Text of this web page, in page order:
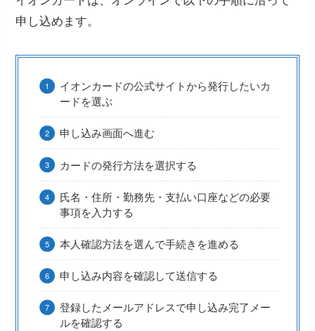
申し込めます。
イオンカードの公式サイトから発行したいカ
ードを選ぶ
申し込み画面へ進む
カードの発行方法を選択する
氏名・住所・勤務先・支払い口座などの必要
事項を入力する
本人確認方法を選んで手続きを進める
申し込み内容を確認して送信する
登録したメールアドレスで申し込み完了メー
ルを確認する